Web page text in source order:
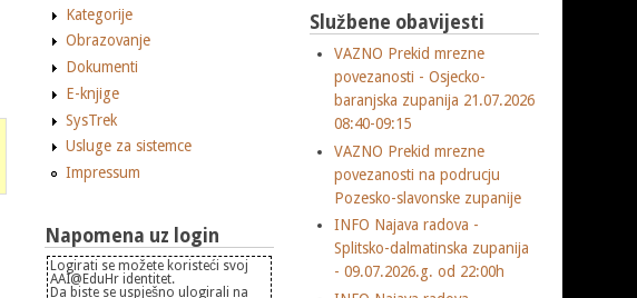
Kategorije
Obrazovanje
Dokumenti
E-knjige
SysTrek
Usluge za sistemce
Impressum
Napomena uz login
Logirati se možete koristeći svoj
AAI@EduHr identitet.
Da biste se uspješno ulogirali na
Službene obavijesti
VAZNO Prekid mrezne
povezanosti - Osjecko-
baranjska zupanija 21.07.2026
08:40-09:15
VAZNO Prekid mrezne
povezanosti na podrucju
Pozesko-slavonske zupanije
INFO Najava radova -
Splitsko-dalmatinska zupanija
- 09.07.2026.g. od 22:00h